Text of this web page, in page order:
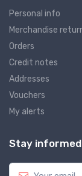
Personal info
Merchandise
Orders
Credit notes
Addresses
Vouchers
My alerts
Stay informed